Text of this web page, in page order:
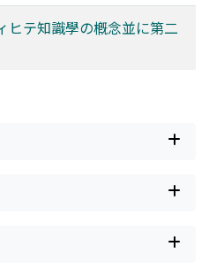
ヒテ知識學の槪念並に第二